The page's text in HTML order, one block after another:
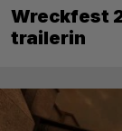
Wreckfest
trailerin